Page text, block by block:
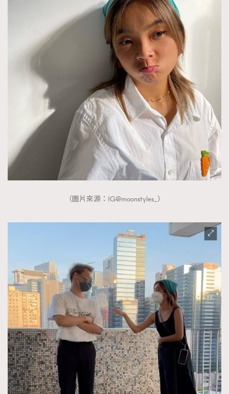
（圖片來源：IG@moonstyles_）